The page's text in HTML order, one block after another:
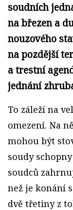
soudních
na březen a
nouzového
na pozdější
a trestní
jednání
To záleží na
omezení. Na
mohou být
soudy
soudců
než je konání
dvě třetiny z